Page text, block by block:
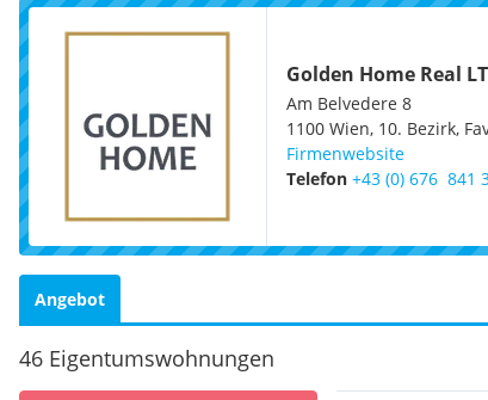
Golden Home Real
Am Belvedere 8
1100 Wien, 10. Bezirk,
Firmenwebsite
Telefon +43 (0) 676  841
Angebot
46 Eigentumswohnungen